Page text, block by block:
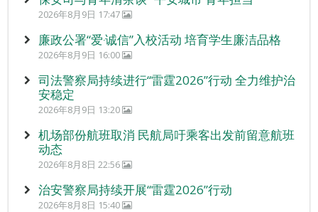
2026年8月9日 17:47
廉政公署“爱‧诚信”入校活动 培育学生廉洁品格
2026年8月9日 16:00
司法警察局持续进行“雷霆2026”行动 全力维护治
安稳定
2026年8月9日 13:20
机场部份航班取消 民航局吁乘客出发前留意航班
动态
2026年8月8日 22:56
治安警察局持续开展“雷霆2026”行动
2026年8月8日 15:40